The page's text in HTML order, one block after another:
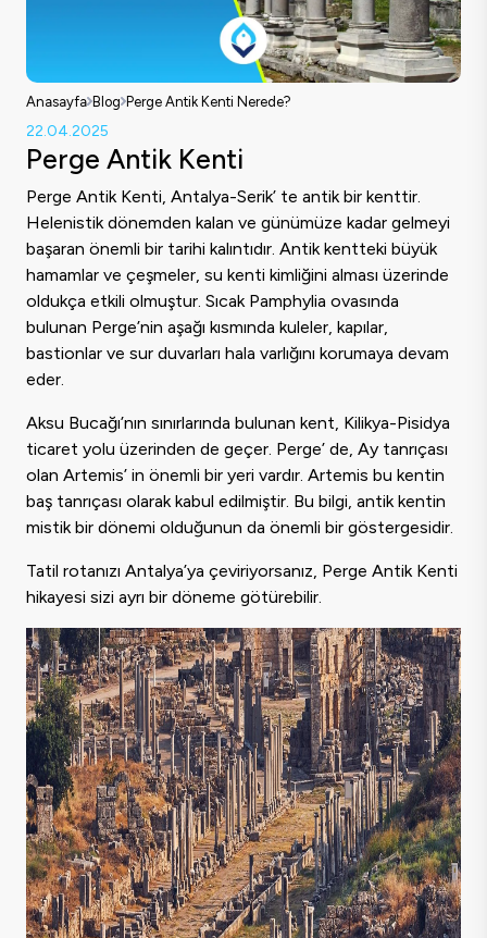
Anasayfa Blog Perge Antik Kenti Nerede?
22.04.2025
Perge Antik Kenti
Perge Antik Kenti, Antalya-Serik’ te antik bir kenttir.
Helenistik dönemden kalan ve günümüze kadar gelmeyi
başaran önemli bir tarihi kalıntıdır. Antik kentteki büyük
hamamlar ve çeşmeler, su kenti kimliğini alması üzerinde
oldukça etkili olmuştur. Sıcak Pamphylia ovasında
bulunan Perge’nin aşağı kısmında kuleler, kapılar,
bastionlar ve sur duvarları hala varlığını korumaya devam
eder.
Aksu Bucağı’nın sınırlarında bulunan kent, Kilikya-Pisidya
ticaret yolu üzerinden de geçer. Perge’ de, Ay tanrıçası
olan Artemis’ in önemli bir yeri vardır. Artemis bu kentin
baş tanrıçası olarak kabul edilmiştir. Bu bilgi, antik kentin
mistik bir dönemi olduğunun da önemli bir göstergesidir.
Tatil rotanızı Antalya’ya çeviriyorsanız, Perge Antik Kenti
hikayesi sizi ayrı bir döneme götürebilir.